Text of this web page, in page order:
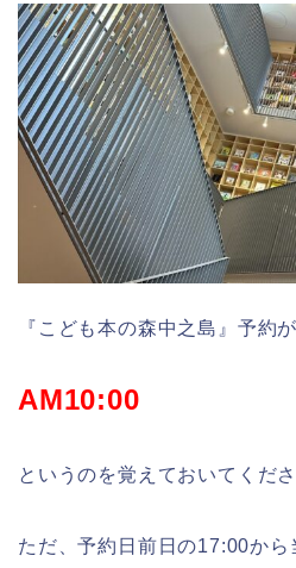
『こども本の森中之島』予約
AM10:00
というのを覚えておいてくださ
ただ、予約日前日の17:00か